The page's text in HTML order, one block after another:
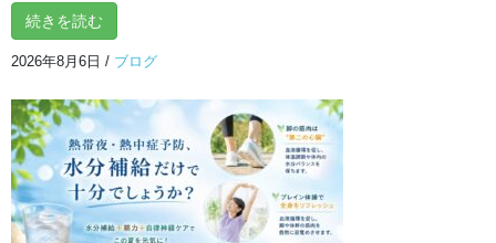
皆さま、年末年始はどのようにお過ごしでしたか
普段できないことができリフレッシュする機会になりました
イルチブレインヨガ所沢スタジオは、
本日１月４日（土）から通常営業しております。
お正月で食べ過ぎてしまった方、体が鈍ってしまった方など新春
続きを読む
2026年8月6日 / ブログ